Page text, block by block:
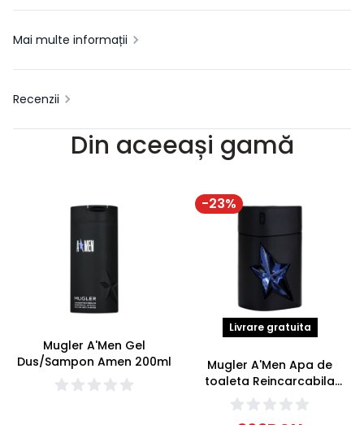
Mai multe informații
Recenzii
Din aceeași gamă
Mugler A'Men Gel
Dus/Sampon Amen 200ml
-23%
Livrare gratuita
Mugler A'Men Apa de
toaleta Reincarcabila
Amen 100ml